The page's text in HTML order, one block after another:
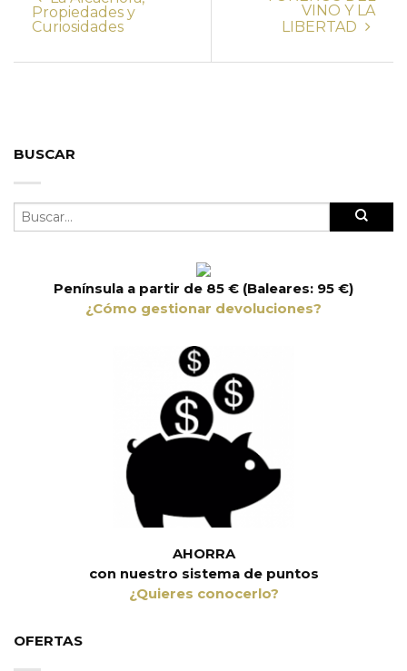
Propiedades y
Curiosidades
VINO Y LA
LIBERTAD
BUSCAR
Península a partir de 85 € (Baleares: 95 €)
¿Cómo gestionar devoluciones?
AHORRA
con nuestro sistema de puntos
¿Quieres conocerlo?
OFERTAS